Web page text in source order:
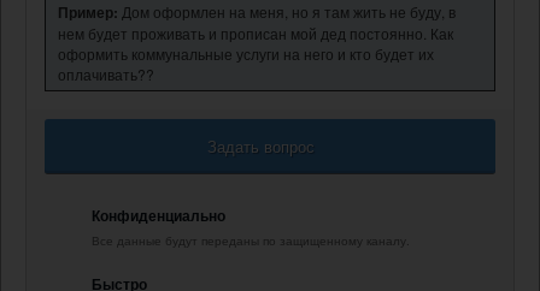
Пример: Дом оформлен на меня, но я там жить не буду, в
нем будет проживать и прописан мой дед постоянно. Как
оформить коммунальные услуги на него и кто будет их
оплачивать??
Задать вопрос
Конфиденциально
Все данные будут переданы по защищенному каналу.
Быстро